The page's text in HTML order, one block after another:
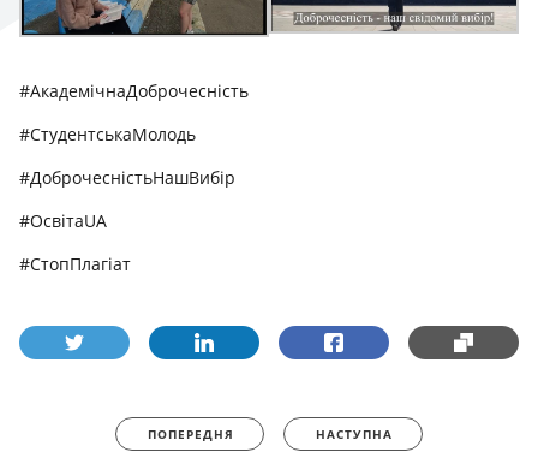
#АкадемічнаДоброчесність
#СтудентськаМолодь
#ДоброчесністьНашВибір
#ОсвітаUA
#СтопПлагіат
ПОПЕРЕДНЯ НАСТУПНА